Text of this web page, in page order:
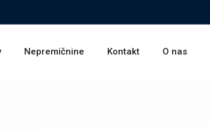
Nepremičnine Kontakt O nas